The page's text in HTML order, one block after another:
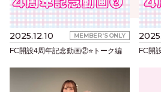
2025.12.10 MEMBER'S ONLY
FC開設4周年記念動画②⭐トーク編 FC開